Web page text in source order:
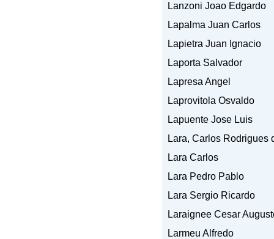
Lanzoni Joao Edgardo
Lapalma Juan Carlos
Lapietra Juan Ignacio
Laporta Salvador
Lapresa Angel
Laprovitola Osvaldo
Lapuente Jose Luis
Lara, Carlos Rodrigues
Lara Carlos
Lara Pedro Pablo
Lara Sergio Ricardo
Laraignee Cesar
Larmeu Alfredo